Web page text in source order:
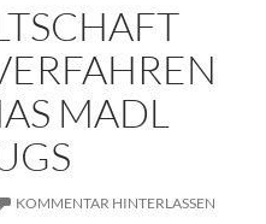
MADL
KOMMENTAR HINTERLASSEN